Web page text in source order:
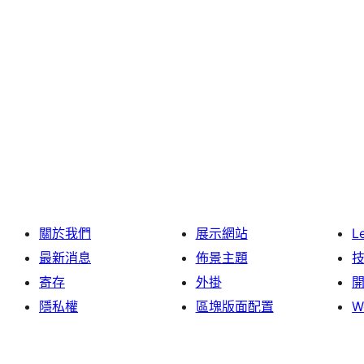
關於我們
最新消息
寄存
隱私權
展示網站
佈景主題
外掛
區塊版面配置